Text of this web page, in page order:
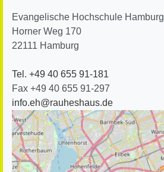
Evangelische Hochschule Hamburg
Horner Weg 170
22111 Hamburg
Tel. +49 40 655 91-181
Fax +49 40 655 91-297
info.eh@rauheshaus.de